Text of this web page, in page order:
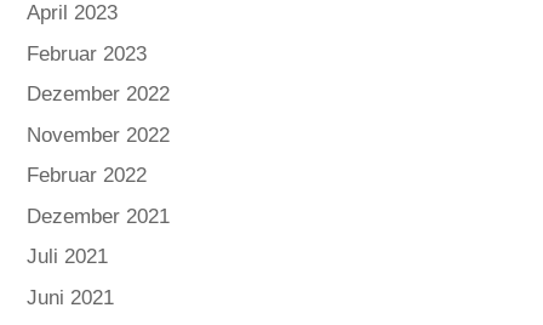
April 2023
Februar 2023
Dezember 2022
November 2022
Februar 2022
Dezember 2021
Juli 2021
Juni 2021